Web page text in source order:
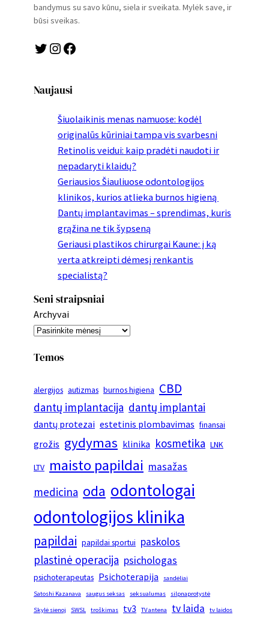
bandymus su savo kūnu, siela ir sveikata. Mylėk save, ir
būsi sveikas.
Twitter Instagram Facebook
Naujausi
Šiuolaikinis menas namuose: kodėl
originalūs kūriniai tampa vis svarbesni
Retinolis veidui: kaip pradėti naudoti ir
nepadaryti klaidų?
Geriausios Šiauliuose odontologijos
klinikos, kurios atlieka burnos higieną
Dantų implantavimas – sprendimas, kuris
grąžina ne tik šypseną
Geriausi plastikos chirurgai Kaune: į ką
verta atkreipti dėmesį renkantis
specialistą?
Seni straipsniai
Archyvai
Temos
alergijos autizmas burnos higiena CBD
dantų implantacija dantų implantai
dantų protezai estetinis plombavimas finansai
grožis gydymas klinika kosmetika LNK
LTV maisto papildai masažas
medicina oda odontologai
odontologijos klinika
papildai papildai sportui paskolos
plastinė operacija psichologas
psichoterapeutas Psichoterapija
sandėliai
Satoshi Kazanava
saugus seksas seksualumas silpnaprotystė
Skylė sienoj SWSL troškimas tv3 TV antena tv laida tv laidos